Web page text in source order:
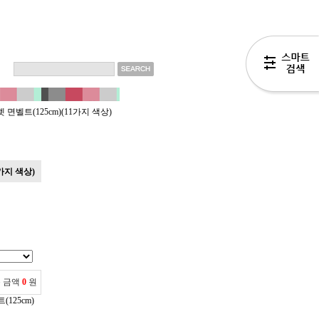
면벨트(125cm)(11가지 색상)
지 색상)
금액 0 원
(125cm)